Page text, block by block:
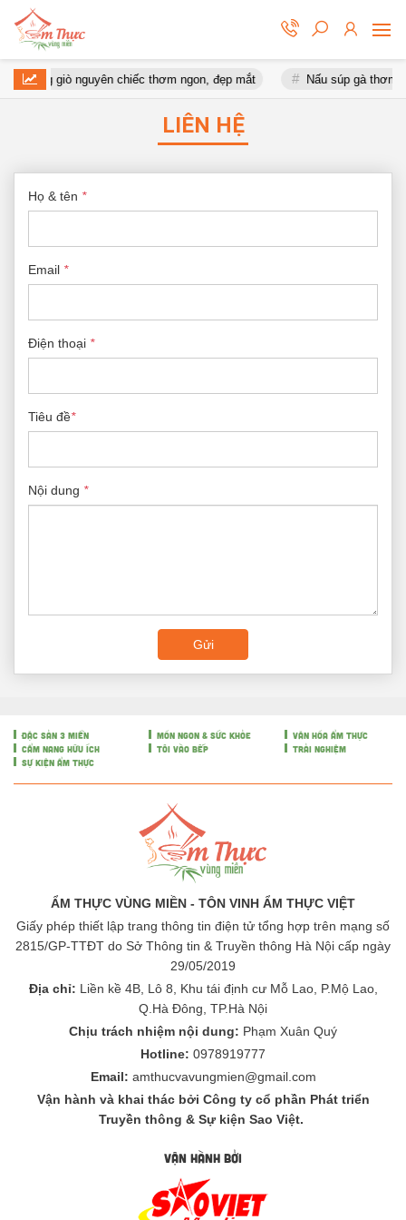
móng giò nguyên chiếc thơm ngon, đẹp mắt Nấu súp gà thơm
LIÊN HỆ
Họ & tên *
Email *
Điện thoại *
Tiêu đề*
Nội dung *
Gửi
ĐẶC SẢN 3 MIỀN MÓN NGON & SỨC KHỎE
VĂN HÓA ẨM THỰC
CẨM NANG HỮU ÍCH
TÔI VÀO BẾP
TRẢI NGHIỆM
SỰ KIỆN ẨM THỰC
ẨM THỰC VÙNG MIỀN - TÔN VINH ẨM THỰC VIỆT
Giấy phép thiết lập trang thông tin điện tử tổng hợp trên mạng số
2815/GP-TTĐT do Sở Thông tin & Truyền thông Hà Nội cấp ngày
29/05/2019
Địa chỉ: Liền kề 4B, Lô 8, Khu tái định cư Mỗ Lao, P.Mộ Lao,
Q.Hà Đông, TP.Hà Nội
Chịu trách nhiệm nội dung: Phạm Xuân Quý
Hotline: 0978919777
Email: amthucvavungmien@gmail.com
Vận hành và khai thác bởi Công ty cổ phần Phát triển
Truyền thông & Sự kiện Sao Việt.
VẬN HÀNH BỞI